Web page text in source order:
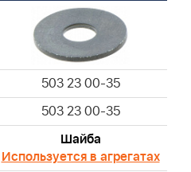
503 23 00-35
503 23 00-35
Шайба
Используется в агрегатах